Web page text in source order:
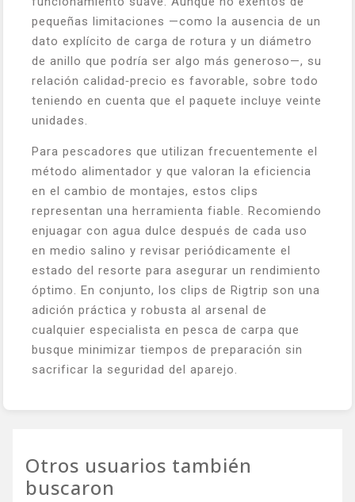
pequeñas limitaciones —como la ausencia de un
dato explícito de carga de rotura y un diámetro
de anillo que podría ser algo más generoso—, su
relación calidad‑precio es favorable, sobre todo
teniendo en cuenta que el paquete incluye veinte
unidades.
Para pescadores que utilizan frecuentemente el
método alimentador y que valoran la eficiencia
en el cambio de montajes, estos clips
representan una herramienta fiable. Recomiendo
enjuagar con agua dulce después de cada uso
en medio salino y revisar periódicamente el
estado del resorte para asegurar un rendimiento
óptimo. En conjunto, los clips de Rigtrip son una
adición práctica y robusta al arsenal de
cualquier especialista en pesca de carpa que
busque minimizar tiempos de preparación sin
sacrificar la seguridad del aparejo.
Otros usuarios también
buscaron